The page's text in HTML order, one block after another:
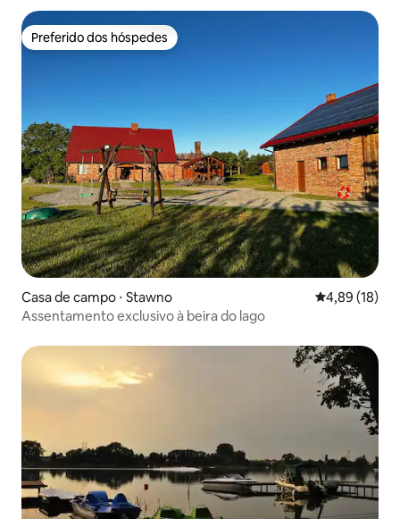
Preferido dos hóspedes
Preferido dos hóspedes
Casa de campo ⋅ Stawno 4,89 de uma
4,89 (18)
Assentamento exclusivo à beira do lago